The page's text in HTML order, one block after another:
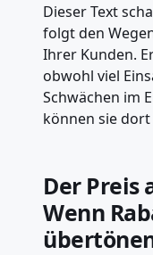
Dieser Text
folgt den
Ihrer Kunden.
obwohl viel
Schwächen im
können sie
Der Preis
Wenn